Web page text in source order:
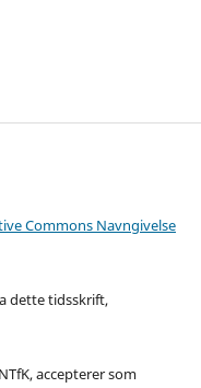
Commons Navngivelse
dette tidsskrift,
accepterer som